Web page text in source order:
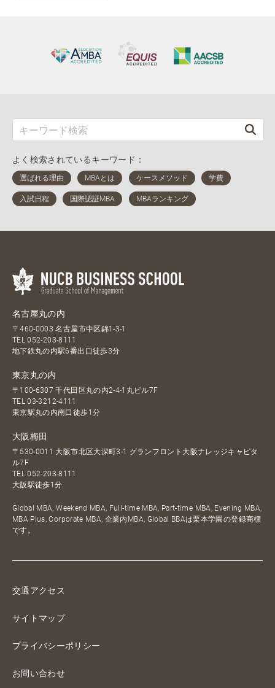
よく検索されているキーワード：
名古屋丸の内
〒460-0003 名古屋市中区錦1-3-1
TEL052-203-8111
地下鉄丸の内駅6番出口徒歩3分
東京丸の内
〒100-6307 千代田区丸の内2-4-1丸ビル7F
TEL03-3212-4111
東京駅丸の内南口徒歩1分
大阪梅田
〒530-0011 大阪市北区大深町3-1 グランフロント大阪ナレッジキャピタ
ル7F
TEL052-203-8111
大阪駅徒歩1分
Global MBA, Weekend MBA, Full-time MBA, Part-time MBA, Evening MBA,
MBA Plus, Corporate MBA, 企業内MBA, Global BBAは栗本学園の登録商標
です。
交通アクセス
サイトマップ
プライバシーポリシー
お問い合わせ